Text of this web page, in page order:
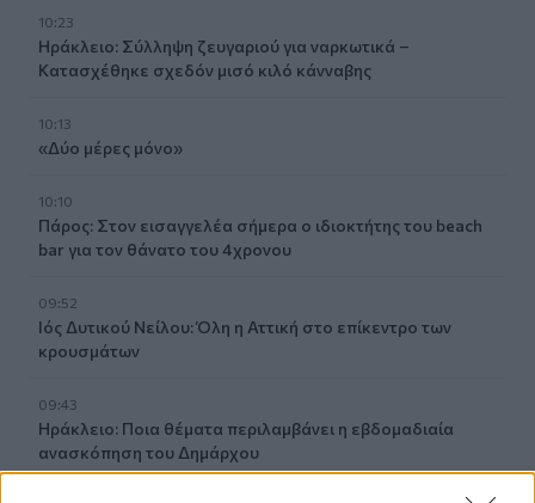
10:23
Ηράκλειο: Σύλληψη ζευγαριού για ναρκωτικά –
Κατασχέθηκε σχεδόν μισό κιλό κάνναβης
10:13
«Δύο μέρες μόνο»
10:10
Πάρος: Στον εισαγγελέα σήμερα ο ιδιοκτήτης του beach
bar για τον θάνατο του 4χρονου
09:52
Ιός Δυτικού Νείλου: Όλη η Αττική στο επίκεντρο των
κρουσμάτων
09:43
Ηράκλειο: Ποια θέματα περιλαμβάνει η εβδομαδιαία
ανασκόπηση του Δημάρχου